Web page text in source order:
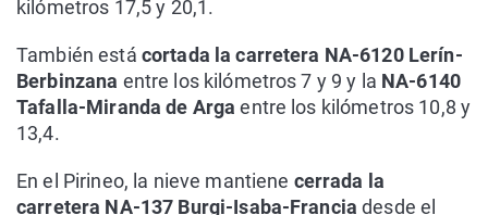
kilómetros 17,5 y 20,1.
También está cortada la carretera NA-6120 Lerín-
Berbinzana entre los kilómetros 7 y 9 y la NA-6140
Tafalla-Miranda de Arga entre los kilómetros 10,8 y
13,4.
En el Pirineo, la nieve mantiene cerrada la
carretera NA-137 Burgi-Isaba-Francia desde el